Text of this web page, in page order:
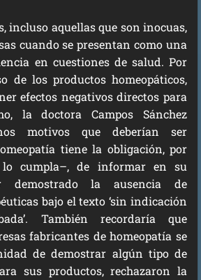
incluso aquellas que son inocuas,
cuando se presentan como una
en cuestiones de salud. Por
de los productos homeopáticos,
efectos negativos directos para
la doctora Campos Sánchez
motivos que deberían ser
tiene la obligación, por
cumpla–, de informar en su
demostrado la ausencia de
bajo el texto ‘sin indicación
También recordaría que
fabricantes de homeopatía se
de demostrar algún tipo de
sus productos, rechazaron la